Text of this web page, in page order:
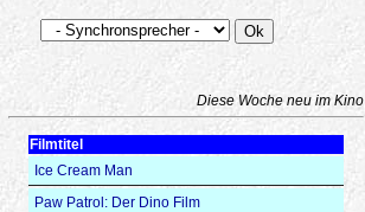
Diese Woche neu im Kino
Filmtitel
Ice Cream Man
Paw Patrol: Der Dino Film